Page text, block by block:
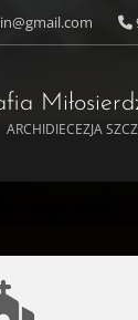
ARCHIDIECEZJA